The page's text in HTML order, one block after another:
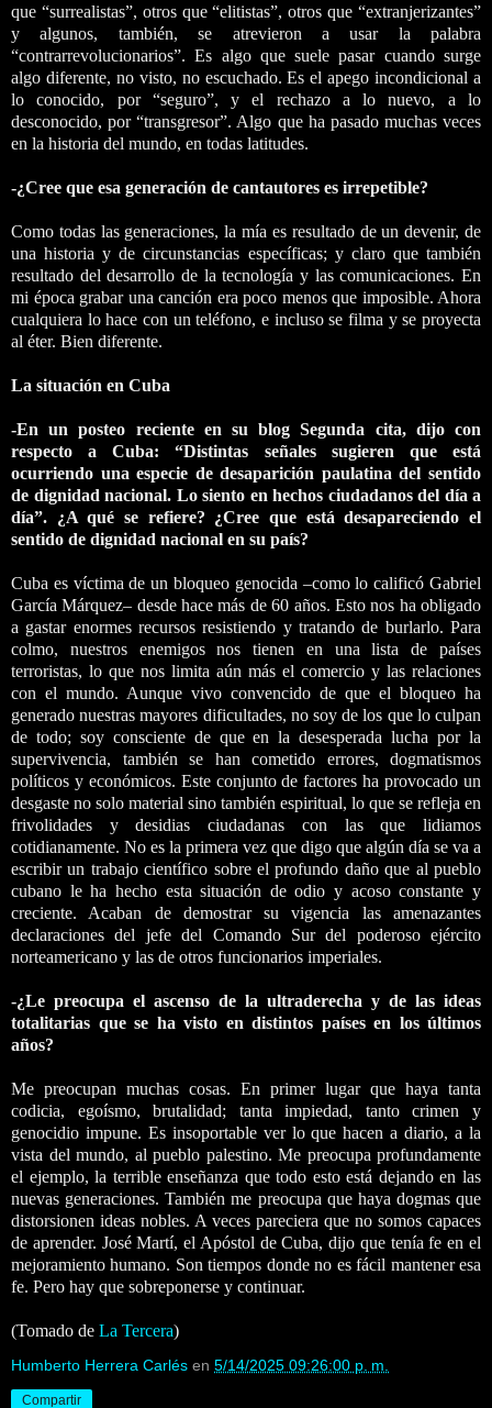
que “surrealistas”, otros que “elitistas”, otros que “extranjerizantes”
y algunos, también, se atrevieron a usar la palabra
“contrarrevolucionarios”. Es algo que suele pasar cuando surge
algo diferente, no visto, no escuchado. Es el apego incondicional a
lo conocido, por “seguro”, y el rechazo a lo nuevo, a lo
desconocido, por “transgresor”. Algo que ha pasado muchas veces
en la historia del mundo, en todas latitudes.
-¿Cree que esa generación de cantautores es irrepetible?
Como todas las generaciones, la mía es resultado de un devenir, de
una historia y de circunstancias específicas; y claro que también
resultado del desarrollo de la tecnología y las comunicaciones. En
mi época grabar una canción era poco menos que imposible. Ahora
cualquiera lo hace con un teléfono, e incluso se filma y se proyecta
al éter. Bien diferente.
La situación en Cuba
-En un posteo reciente en su blog Segunda cita, dijo con
respecto a Cuba: “Distintas señales sugieren que está
ocurriendo una especie de desaparición paulatina del sentido
de dignidad nacional. Lo siento en hechos ciudadanos del día a
día”. ¿A qué se refiere? ¿Cree que está desapareciendo el
sentido de dignidad nacional en su país?
Cuba es víctima de un bloqueo genocida –como lo calificó Gabriel
García Márquez– desde hace más de 60 años. Esto nos ha obligado
a gastar enormes recursos resistiendo y tratando de burlarlo. Para
colmo, nuestros enemigos nos tienen en una lista de países
terroristas, lo que nos limita aún más el comercio y las relaciones
con el mundo. Aunque vivo convencido de que el bloqueo ha
generado nuestras mayores dificultades, no soy de los que lo culpan
de todo; soy consciente de que en la desesperada lucha por la
supervivencia, también se han cometido errores, dogmatismos
políticos y económicos. Este conjunto de factores ha provocado un
desgaste no solo material sino también espiritual, lo que se refleja en
frivolidades y desidias ciudadanas con las que lidiamos
cotidianamente. No es la primera vez que digo que algún día se va a
escribir un trabajo científico sobre el profundo daño que al pueblo
cubano le ha hecho esta situación de odio y acoso constante y
creciente. Acaban de demostrar su vigencia las amenazantes
declaraciones del jefe del Comando Sur del poderoso ejército
norteamericano y las de otros funcionarios imperiales.
-¿Le preocupa el ascenso de la ultraderecha y de las ideas
totalitarias que se ha visto en distintos países en los últimos
años?
Me preocupan muchas cosas. En primer lugar que haya tanta
codicia, egoísmo, brutalidad; tanta impiedad, tanto crimen y
genocidio impune. Es insoportable ver lo que hacen a diario, a la
vista del mundo, al pueblo palestino. Me preocupa profundamente
el ejemplo, la terrible enseñanza que todo esto está dejando en las
nuevas generaciones. También me preocupa que haya dogmas que
distorsionen ideas nobles. A veces pareciera que no somos capaces
de aprender. José Martí, el Apóstol de Cuba, dijo que tenía fe en el
mejoramiento humano. Son tiempos donde no es fácil mantener esa
fe. Pero hay que sobreponerse y continuar.
(Tomado de La Tercera)
Humberto Herrera Carlés en 5/14/2025 09:26:00 p. m.
Compartir